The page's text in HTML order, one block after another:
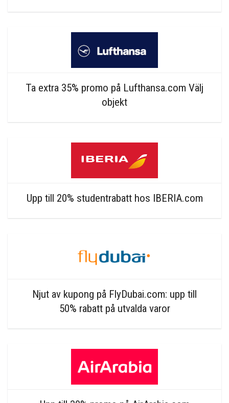
Ta extra 35% promo på Lufthansa.com Välj
objekt
Upp till 20% studentrabatt hos IBERIA.com
Njut av kupong på FlyDubai.com: upp till
50% rabatt på utvalda varor